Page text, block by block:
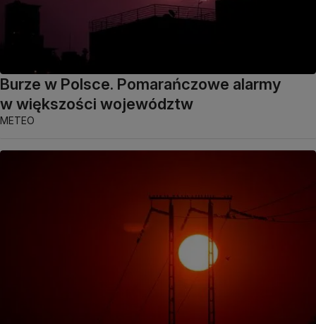
Burze w Polsce. Pomarańczowe alarmy
w większości województw
METEO